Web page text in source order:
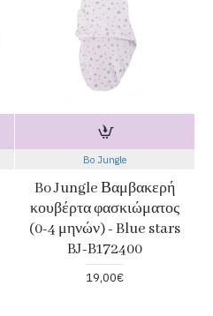
Bo Jungle
Bo Jungle Βαμβακερή
κουβέρτα φασκιώματος
(0-4 μηνών) - Blue stars
BJ-B172400
19,00€